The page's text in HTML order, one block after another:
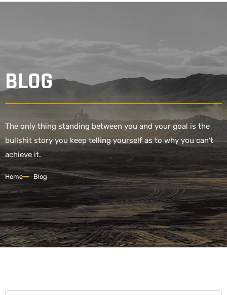
BLOG
The only thing standing between you and your goal is the
bullshit story you keep telling yourself as to why you can’t
achieve it.
Home Blog